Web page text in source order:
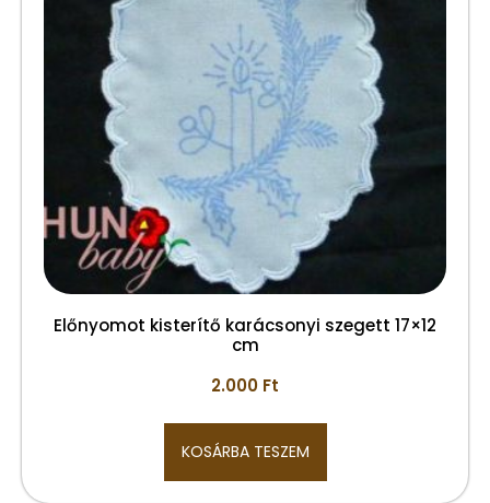
Előnyomot kisterítő karácsonyi szegett 17×12
cm
2.000 Ft
KOSÁRBA TESZEM